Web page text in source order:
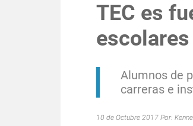
TEC es
Alumnos de
carreras e
10 de Octubre 2017 Por: